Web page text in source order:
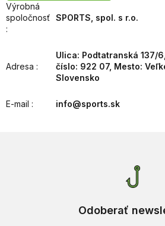
Výrobná
spoločnosť
:
SPORTS, spol. s r.o.
Adresa :
Ulica: Podtatranská 137/
číslo: 922 07, Mesto:
Slovensko
E-mail : info@sports.sk
Odoberať